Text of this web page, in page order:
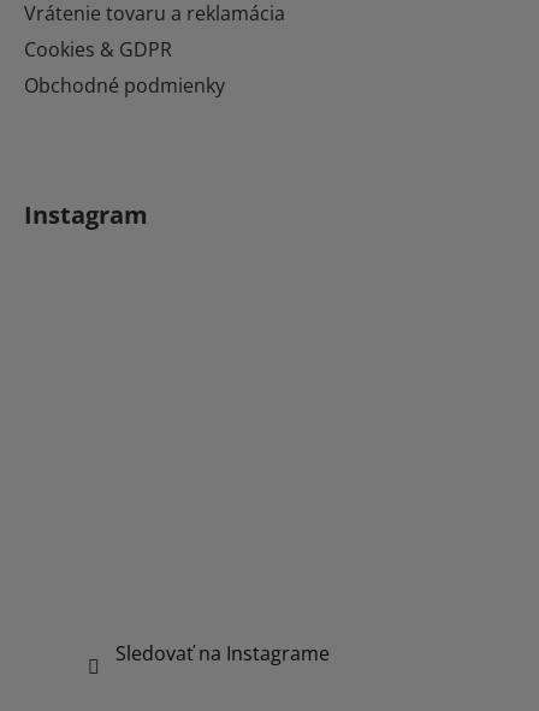
Vrátenie tovaru a reklamácia
Cookies & GDPR
Obchodné podmienky
Instagram
Sledovať na Instagrame